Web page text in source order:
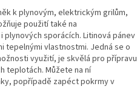
k plynovým, elektrickým grilům,
použití také na
sporácích. Litinová pánev
tepelnými vlastnostmi. Jedná se o
využití, je skvělá pro přípravu
teplotách. Můžete na ní
popřípadě zapéct pokrmy v